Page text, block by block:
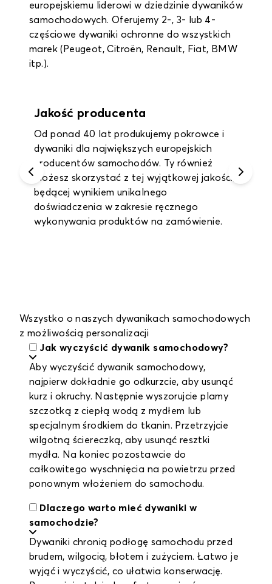
europejskiemu liderowi w dziedzinie dywaników
samochodowych. Oferujemy 2-, 3- lub 4-
częściowe dywaniki ochronne do wszystkich
marek (Peugeot, Citroën, Renault, Fiat, BMW
itp.).
Gwarancja do 2 lat
Korzystaj z rocznej gwarancji na wszystkie
dywaniki wewnętrzne i dywaniki bagażnika
oraz nawet 2-letniej gwarancji na pokrowce
na siedzenia.
Wszystko o naszych dywanikach samochodowych
z możliwością personalizacji
Jak wyczyścić dywanik samochodowy?
Aby wyczyścić dywanik samochodowy,
najpierw dokładnie go odkurzcie, aby usunąć
kurz i okruchy. Następnie wyszorujcie plamy
szczotką z ciepłą wodą z mydłem lub
specjalnym środkiem do tkanin. Przetrzyjcie
wilgotną ściereczką, aby usunąć resztki
mydła. Na koniec pozostawcie do
całkowitego wyschnięcia na powietrzu przed
ponownym włożeniem do samochodu.
Dlaczego warto mieć dywaniki w
samochodzie?
Dywaniki chronią podłogę samochodu przed
brudem, wilgocią, błotem i zużyciem. Łatwo je
wyjąć i wyczyścić, co ułatwia konserwację.